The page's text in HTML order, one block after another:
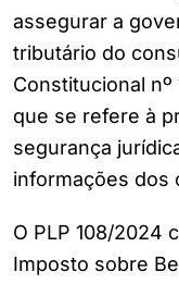
assegurar a
tributário do
Constitucional
que se refere à
segurança
informações dos
O PLP 108/2024
Imposto sobre